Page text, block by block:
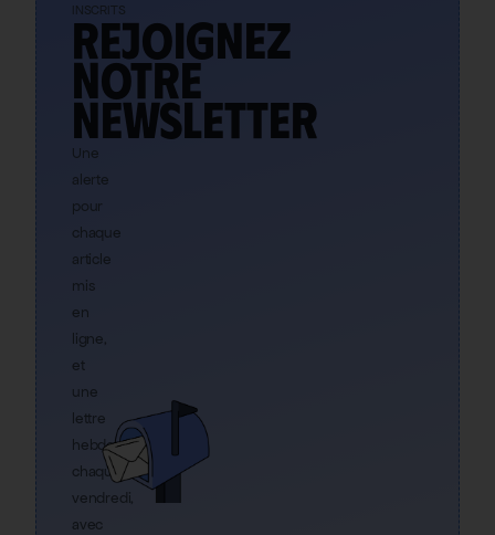
INSCRITS
Rejoignez
notre
newsletter
Une
alerte
pour
chaque
article
mis
en
ligne,
et
une
lettre
hebdo
chaque
vendredi,
avec